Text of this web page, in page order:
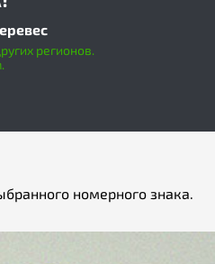
регионов.
номерного знака.